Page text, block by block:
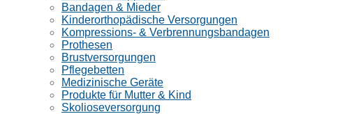
Bandagen & Mieder
Kinderorthopädische Versorgungen
Kompressions- & Verbrennungsbandagen
Prothesen
Brustversorgungen
Pflegebetten
Medizinische Geräte
Produkte für Mutter & Kind
Skolioseversorgung